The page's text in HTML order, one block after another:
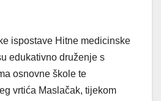
ispostave Hitne medicinske
edukativno druženje s
osnovne škole te
vrtića Maslačak, tijekom